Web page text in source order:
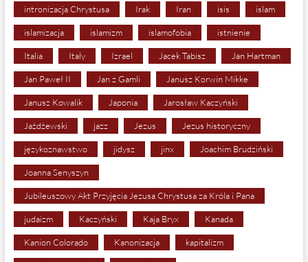
intronizacja Chrystusa Irak Iran isis islam
islamizacja islamizm islamofobia istnienie
Italia Italy Izrael Jacek Tabisz Jan Hartman
Jan Paweł II Jan z Gamli Janusz Korwin Mikke
Janusz Kowalik Japonia Jarosław Kaczyński
Jażdżewski jazz Jezus Jezus historyczny
językoznawstwo jidysz jinx Joachim Brudziński
Joanna Senyszyn
Jubileuszowy Akt Przyjęcia Jezusa Chrystusa za Króla i Pana
judaizm Kaczyński Kaja Bryx Kanada
Kanion Colorado Kanonizacja kapitalizm